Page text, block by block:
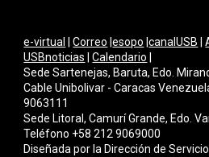
e-virtual |Correo |esopo |canalUSB |
USBnoticias |Calendario
Sede Sartenejas, Baruta, Edo.
Cable Unibolivar - Caracas
9063111
Sede Litoral, Camurí Grande, Edo.
Teléfono +58 212 9069000
Diseñada por la Dirección de